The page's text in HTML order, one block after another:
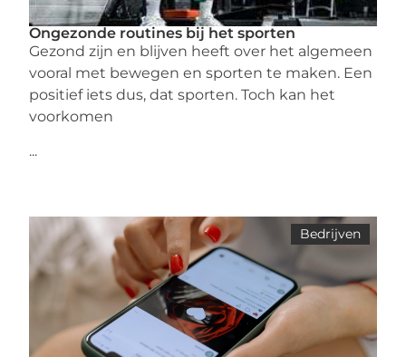
Ongezonde routines bij het sporten
Gezond zijn en blijven heeft over het algemeen
vooral met bewegen en sporten te maken. Een
positief iets dus, dat sporten. Toch kan het
voorkomen
...
Bedrijven